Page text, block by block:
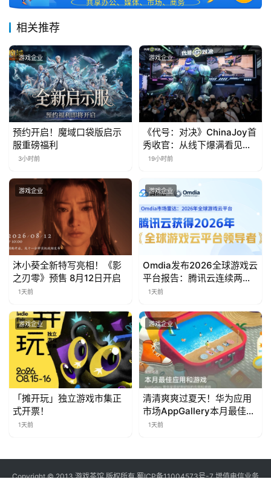
茶
奖
7
月
3
0
日
游
对
接
会
上
海
站
中
文
(
中
)
相关推荐
游戏企业
预约开启！魔域口袋版启示
服重磅福利
3小时前
游戏企业
《代号：对决》ChinaJoy首
秀收官：从线下爆满看见玩
家的真实期待
19小时前
游戏企业
沐小葵全新特写亮相！《影
之刃零》预售 8月12日开启
1天前
游戏企业
Omdia发布2026全球游戏云
平台报告：腾讯云连续两年
入选“领导者”象限
1天前
游戏企业
「摊开玩」独立游戏市集正
式开票！
1天前
游戏企业
清清爽爽过夏天！华为应用
市场AppGallery本月最佳上
新，款款提升幸福感
1天前
Copyright © 2013 游戏茶馆 版权所有蜀ICP备11004573号-7增值电信业务